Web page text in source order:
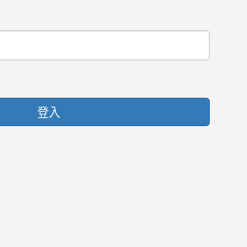
登入